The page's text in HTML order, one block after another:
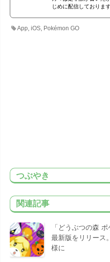
じめに配信しております
App,iOS, Pokémon GO
つぶやき
関連記事
「どうぶつの森
最新版をリリース
様に